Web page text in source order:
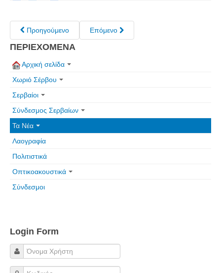
Επιτυχίες - Διακρίσεις
Μηνύματα Επισκεπτών
Πολιτιστικά
Οπτικοακουστικά
Φωτορεπορτάζ
Δημοτικά Τραγούδια
Παλιές Φωτογραφίες του 1930
Προηγούμενο Επόμενο
ΠΕΡΙΕΧΟΜΕΝΑ
Αρχική σελίδα
Χωριό Σέρβου
Σερβαίοι
Σύνδεσμος Σερβαίων
Τα Νέα
Λαογραφία
Πολιτιστικά
Οπτικοακουστικά
Σύνδεσμοι
Login Form